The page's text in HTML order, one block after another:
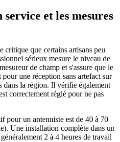
et les mesures
critique que certains artisans peu
sérieux mesure le niveau de
de champ et s'assure que le
une réception sans artefact sur
la région. Il vérifie également
correctement réglé pour ne pas
pour un antenniste est de 40 à 70
Une installation complète dans un
2 à 4 heures de travail